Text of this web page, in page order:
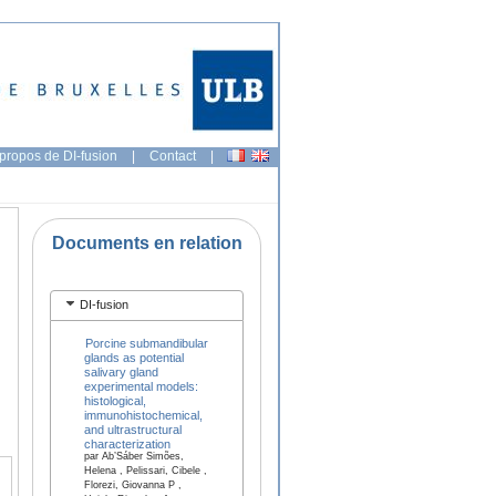
de DI-fusion | Contact |
Documents en relation
DI-fusion
Porcine submandibular
glands as potential
salivary gland
experimental models:
histological,
immunohistochemical,
and ultrastructural
characterization
par Ab’Sáber Simões,
Helena , Pelissari, Cibele ,
Florezi, Giovanna P ,